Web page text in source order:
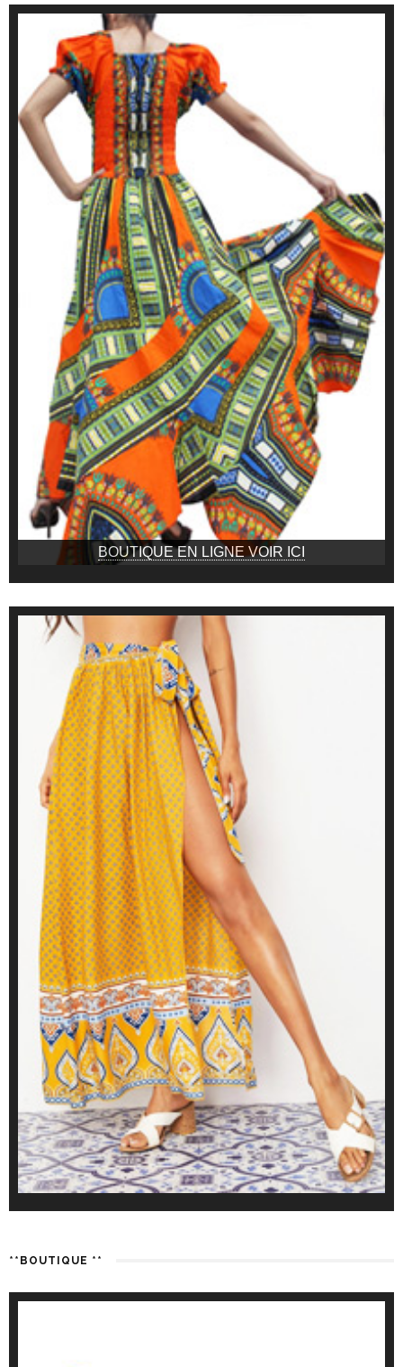
BOUTIQUE EN LIGNE VOIR ICI
**BOUTIQUE **